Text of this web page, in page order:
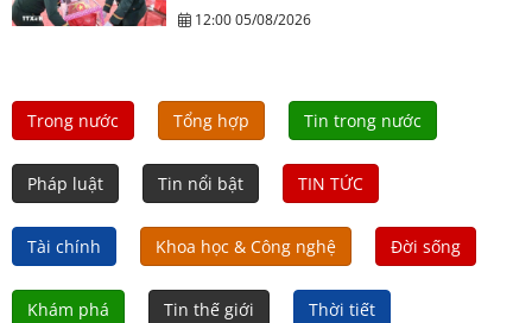
12:00 05/08/2026
Trong nước Tổng hợp Tin trong nước
Pháp luật Tin nổi bật TIN TỨC
Tài chính Khoa học & Công nghệ Đời sống
Khám phá Tin thế giới Thời tiết